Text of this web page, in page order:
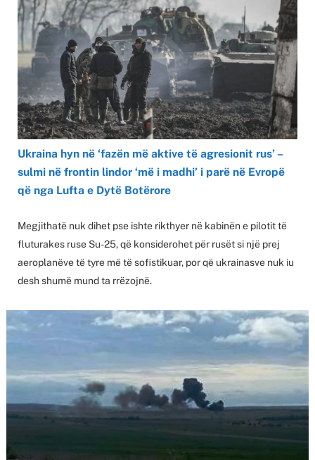
Ukraina hyn në ‘fazën më aktive të agresionit rus’ –
sulmi në frontin lindor ‘më i madhi’ i parë në Evropë
që nga Lufta e Dytë Botërore
Megjithatë nuk dihet pse ishte rikthyer në kabinën e pilotit të
fluturakes ruse Su-25, që konsiderohet për rusët si një prej
aeroplanëve të tyre më të sofistikuar, por që ukrainasve nuk iu
desh shumë mund ta rrëzojnë.